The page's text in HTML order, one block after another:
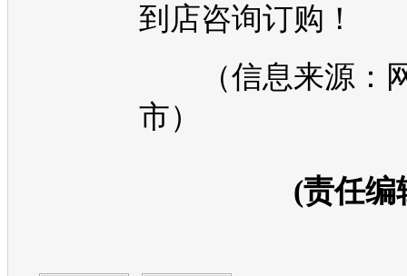
到店咨询订购！
（信息来源：
市）
(责任编